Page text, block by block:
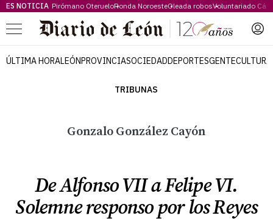
ES NOTICIA Pirómano OterueloRonda NoroesteOleada robosVoluntariado
Menú
ÚLTIMA HORALEÓNPROVINCIASOCIEDADDEPORTESGENTECULTURA
TRIBUNAS
Gonzalo González Cayón
De Alfonso VII a Felipe VI.
Solemne responso por los Reyes